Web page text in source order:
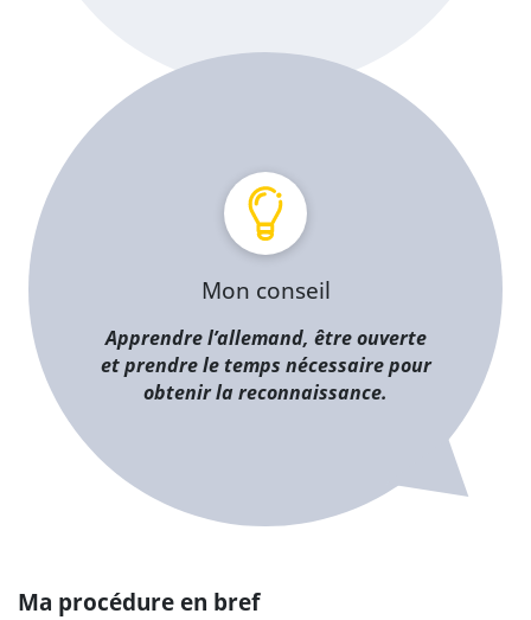
Mon conseil
Apprendre l’allemand, être ouverte
et prendre le temps nécessaire pour
obtenir la reconnaissance.
Ma procédure en bref